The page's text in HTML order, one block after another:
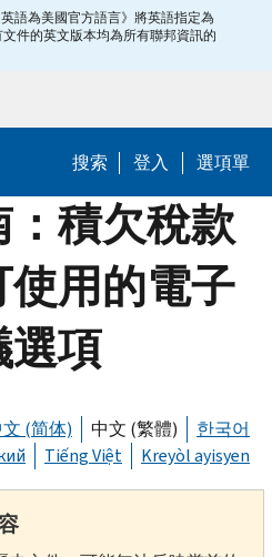
語為美國官方語言》將英語指定為
件的英文版本均為所有聯邦資訊的
搜索 登入 選項單
積欠稅款
用的電子
選項
(简体) 中文 (繁體)
한국어
Tiếng Việt Kreyòl ayisyen